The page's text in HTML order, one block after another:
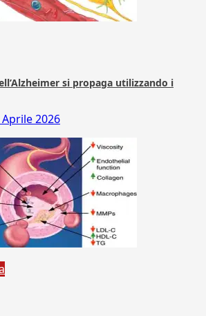
si propaga utilizzando i
Aprile 2026